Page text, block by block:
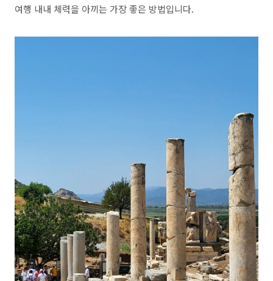
여행 내내 체력을 아끼는 가장 좋은 방법입니다.